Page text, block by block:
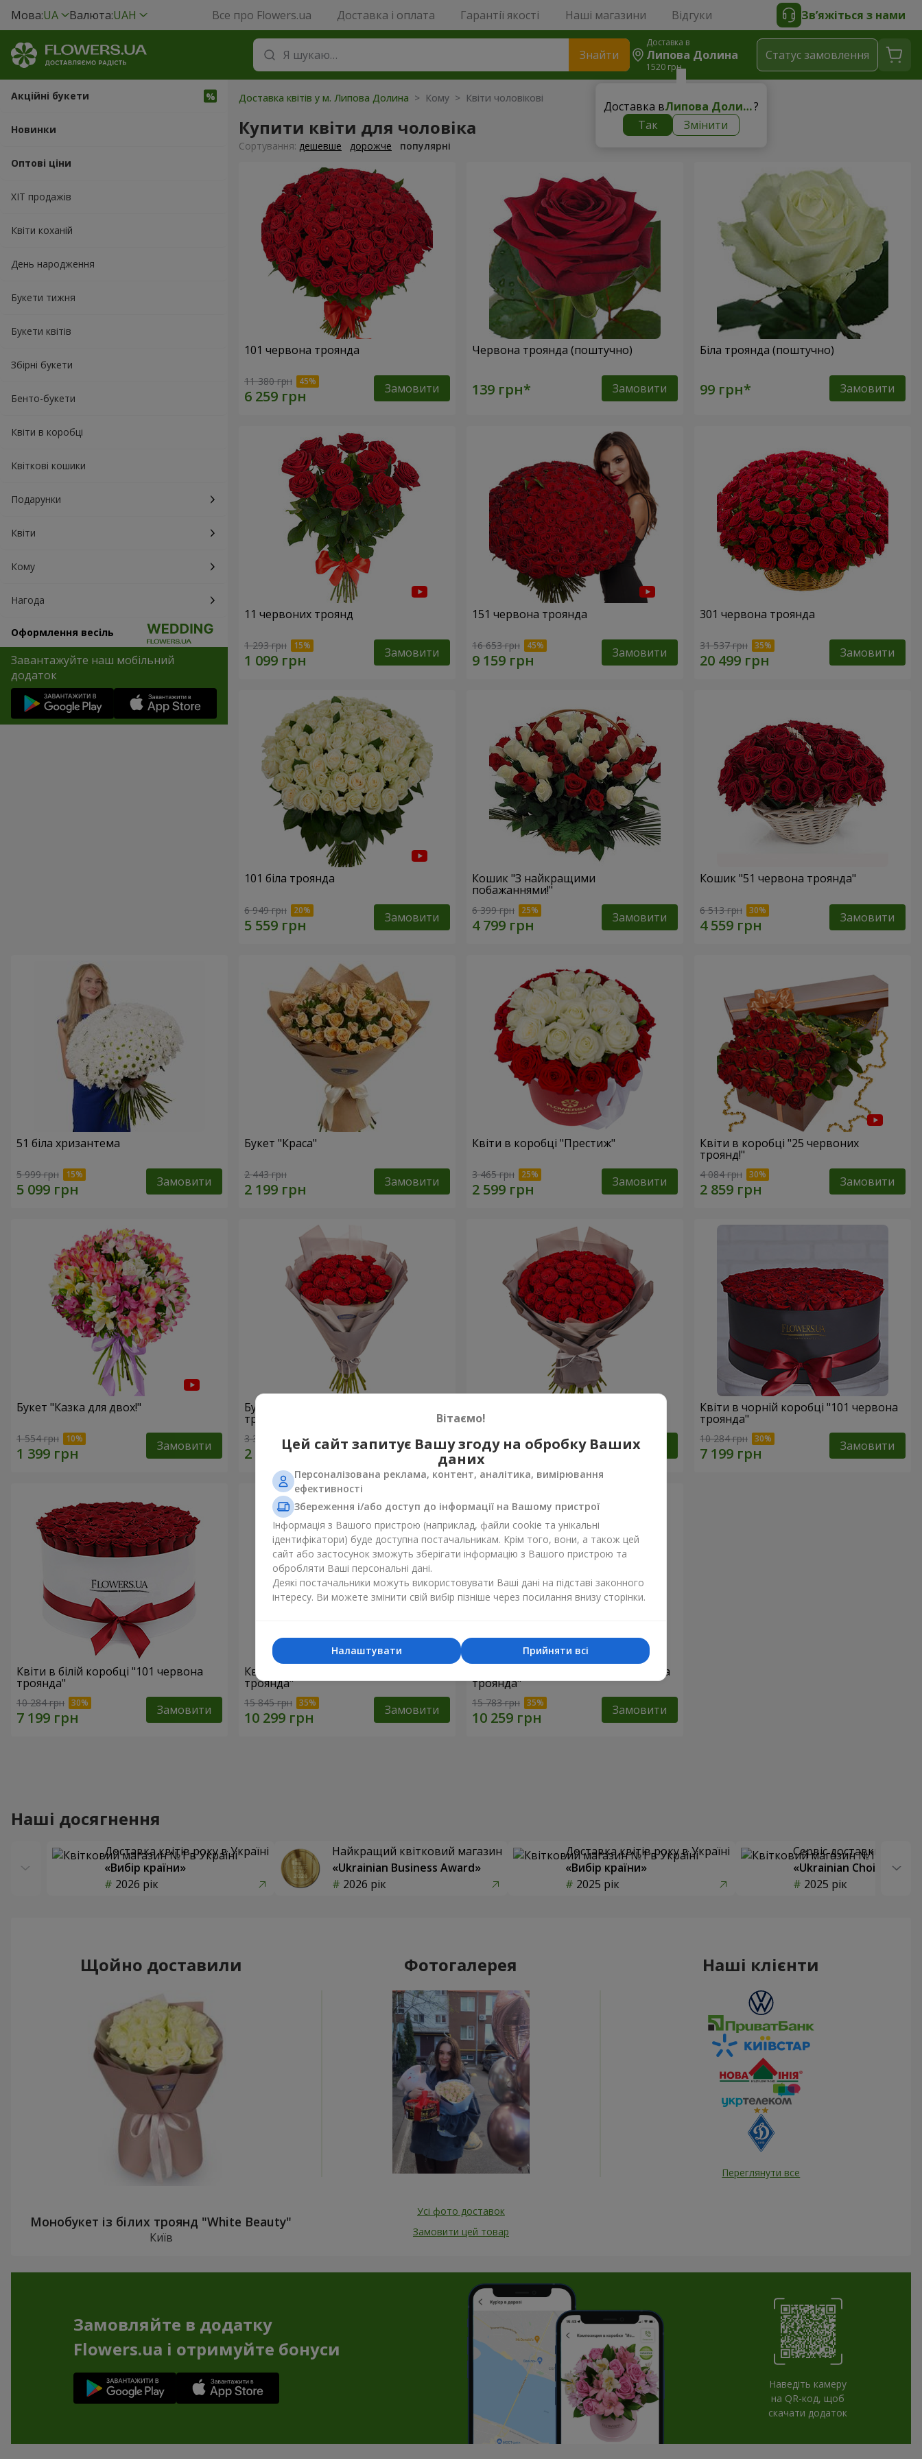
Мова:UA Валюта:UAH Все про Flowers.ua Доставка і оплата Гарантії якості Наші магазини Відгуки Зв’яжіться з нами
Знайти
Доставка в
Липова Долина
1520 грн
Доставка в Липова Долина?
Так
Змінити
Статус замовлення
Акційні букети
Новинки
Оптові ціни
ХІТ продажів
Квіти коханій
День народження
Букети тижня
Букети квітів
Збірні букети
Бенто-букети
Квіти в коробці
Квіткові кошики
Подарунки
Квіти
Кому
Нагода
Оформлення весіль
Завантажуйте наш мобільний
додаток
Доставка квітів у м. Липова Долина > Кому > Квіти чоловікові
Купити квіти для чоловіка
Сортування: дешевше дорожче популярні
101 червона троянда
11 380 грн Замовити
Червона троянда (поштучно)
Замовити
Біла троянда (поштучно)
Замовити
11 червоних троянд
1 293 грн Замовити
151 червона троянда
16 653 грн Замовити
301 червона троянда
31 537 грн Замовити
101 біла троянда
6 949 грн Замовити
Кошик "З найкращими
побажаннями!"
6 399 грн Замовити
Кошик "51 червона троянда"
6 513 грн Замовити
51 біла хризантема
5 999 грн Замовити
Букет "Краса"
2 443 грн Замовити
Квіти в коробці "Престиж"
3 465 грн Замовити
Квіти в коробці "25 червоних
троянд!"
4 084 грн Замовити
Букет "Казка для двох!"
1 554 грн Замовити
Букет з упаковкою "25 червоних
троянд"
3 383 грн Замовити
троянда"
5 475 грн Замовити
Квіти в чорній коробці "101 червона
троянда"
10 284 грн Замовити
Квіти в білій коробці "101 червона
троянда"
10 284 грн Замовити
Квіти в білій коробці "151 червона
троянда"
15 845 грн Замовити
Квіти в чорній коробці "151 червона
троянда"
15 783 грн Замовити
Наші досягнення
Доставка квітів року в Україні
«Вибір країни»
2026 рік
Найкращий квітковий магазин
«Ukrainian Business Award»
2026 рік
Доставка квітів року в Україні
«Вибір країни»
2025 рік
Сервіс доставки квітів
«Ukrainian Choice»
2025 рік
Щойно доставили
Монобукет із білих троянд "White Beauty"
Київ
Фотогалерея
Усі фото доставок
Замовити цей товар
Наші клієнти
Переглянути все
Замовляйте в додатку
Flowers.ua і отримуйте бонуси
Наведіть камеру
на QR-код, щоб
скачати додаток
Вітаємо!
Цей сайт запитує Вашу згоду на обробку Ваших
даних
Персоналізована реклама, контент, аналітика, вимірювання
ефективності
Збереження і/або доступ до інформації на Вашому пристрої
Інформація з Вашого пристрою (наприклад, файли cookie та унікальні
ідентифікатори) буде доступна постачальникам. Крім того, вони, а також цей
сайт або застосунок зможуть зберігати інформацію з Вашого пристрою та
обробляти Ваші персональні дані.
Деякі постачальники можуть використовувати Ваші дані на підставі законного
інтересу. Ви можете змінити свій вибір пізніше через посилання внизу сторінки.
Прийняти всі
Налаштувати